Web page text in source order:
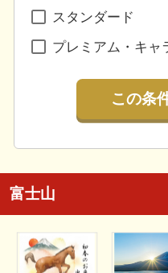
スタンダード
プレミアム・キャ
この条
富士山